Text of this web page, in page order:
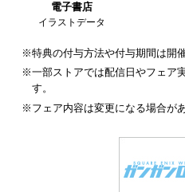
電子書店
イラストデータ
※特典の付与方法や付与期間は開
※一部ストアでは配信日やフェア
す。
※フェア内容は変更になる場合があ